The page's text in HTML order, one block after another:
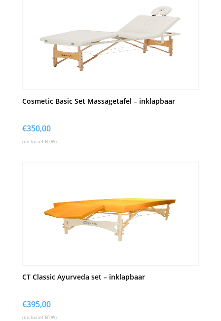
Cosmetic Basic Set Massagetafel – inklapbaar
€350,00
(inclusief BTW)
CT Classic Ayurveda set – inklapbaar
€395,00
(inclusief BTW)